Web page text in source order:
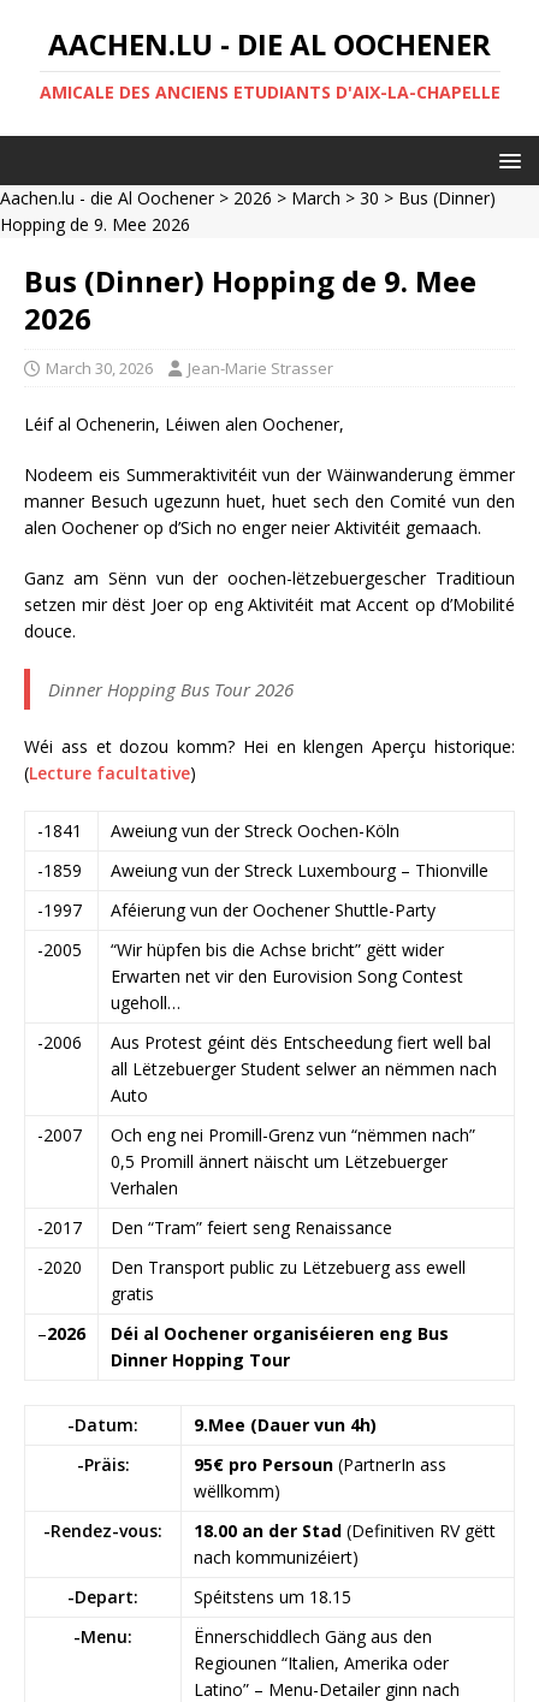
AACHEN.LU - DIE AL OOCHENER
AMICALE DES ANCIENS ETUDIANTS D'AIX-LA-CHAPELLE
Aachen.lu - die Al Oochener> 2026 > March > 30 > Bus (Dinner)
Hopping de 9. Mee 2026
Bus (Dinner) Hopping de 9. Mee
2026
March 30, 2026 Jean-Marie Strasser
Léif al Ochenerin, Léiwen alen Oochener,
Nodeem eis Summeraktivitéit vun der Wäinwanderung ëmmer
manner Besuch ugezunn huet, huet sech den Comité vun den
alen Oochener op d’Sich no enger neier Aktivitéit gemaach.
Ganz am Sënn vun der oochen-lëtzebuergescher Traditioun
setzen mir dëst Joer op eng Aktivitéit mat Accent op d’Mobilité
douce.
Dinner Hopping Bus Tour 2026
Wéi ass et dozou komm? Hei en klengen Aperçu historique:
(Lecture facultative)
-1841
Aweiung vun der Streck Oochen-Köln
-1859
Aweiung vun der Streck Luxembourg – Thionville
-1997
Aféierung vun der Oochener Shuttle-Party
-2005
“Wir hüpfen bis die Achse bricht” gëtt wider
Erwarten net vir den Eurovision Song Contest
ugeholl…
-2006
Aus Protest géint dës Entscheedung fiert well bal
all Lëtzebuerger Student selwer an nëmmen nach
Auto
-2007
Och eng nei Promill-Grenz vun “nëmmen nach”
0,5 Promill ännert näischt um Lëtzebuerger
Verhalen
-2017
Den “Tram” feiert seng Renaissance
-2020
Den Transport public zu Lëtzebuerg ass ewell
gratis
–2026
Déi al Oochener organiséieren eng Bus
Dinner Hopping Tour
-Datum:
9.Mee (Dauer vun 4h)
-Präis:
95€ pro Persoun (PartnerIn ass
wëllkomm)
-Rendez-vous:
18.00 an der Stad (Definitiven RV gëtt
nach kommunizéiert)
-Depart:
Spéitstens um 18.15
-Menu:
Ënnerschiddlech Gäng aus den
Regiounen “Italien, Amerika oder
Latino” – Menu-Detailer ginn nach